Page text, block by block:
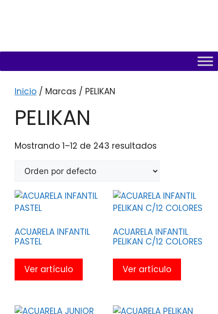
Inicio / Marcas / PELIKAN
PELIKAN
Mostrando 1–12 de 243 resultados
ACUARELA INFANTIL
PASTEL
Ver artículo
ACUARELA INFANTIL
PELIKAN C/12 COLORES
Ver artículo